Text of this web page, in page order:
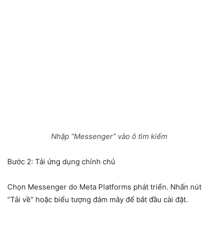
Nhập “Messenger” vào ô tìm kiếm
Bước 2: Tải ứng dụng chính chủ
Chọn Messenger do Meta Platforms phát triển. Nhấn nút
“Tải về” hoặc biểu tượng đám mây để bắt đầu cài đặt.